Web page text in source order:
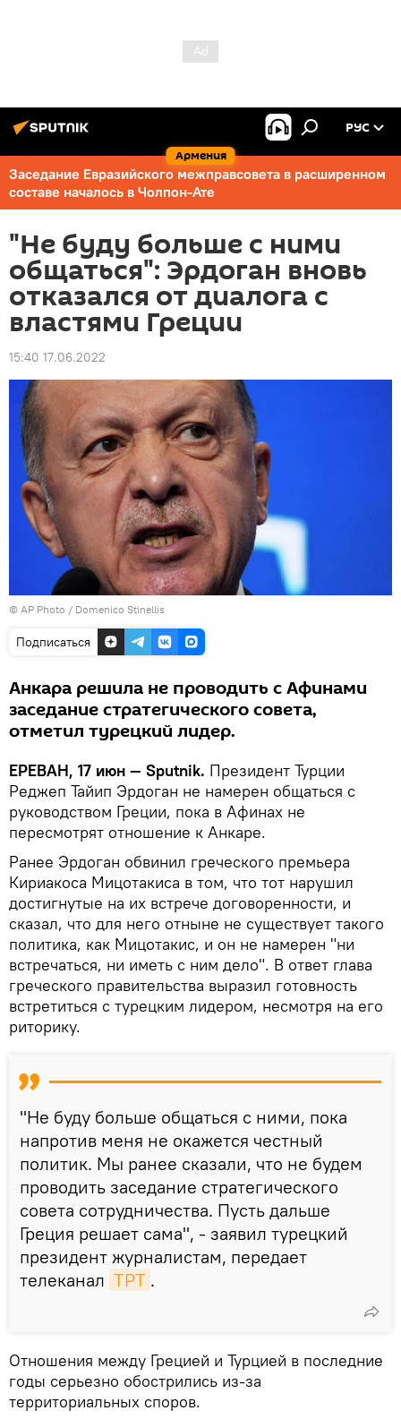
Армения
РУС
Заседание Евразийского межправсовета в расширенном
составе началось в Чолпон-Ате
"Не буду больше с ними
общаться": Эрдоган вновь
отказался от диалога с
властями Греции
15:40 17.06.2022
© AP Photo / Domenico Stinellis
Подписаться
Анкара решила не проводить с Афинами
заседание стратегического совета,
отметил турецкий лидер.
ЕРЕВАН, 17 июн — Sputnik. Президент Турции
Реджеп Тайип Эрдоган не намерен общаться с
руководством Греции, пока в Афинах не
пересмотрят отношение к Анкаре.
Ранее Эрдоган обвинил греческого премьера
Кириакоса Мицотакиса в том, что тот нарушил
достигнутые на их встрече договоренности, и
сказал, что для него отныне не существует такого
политика, как Мицотакис, и он не намерен "ни
встречаться, ни иметь с ним дело". В ответ глава
греческого правительства выразил готовность
встретиться с турецким лидером, несмотря на его
риторику.
"Не буду больше общаться с ними, пока
напротив меня не окажется честный
политик. Мы ранее сказали, что не будем
проводить заседание стратегического
совета сотрудничества. Пусть дальше
Греция решает сама", - заявил турецкий
президент журналистам, передает
телеканал ТРТ .
Отношения между Грецией и Турцией в последние
годы серьезно обострились из-за
территориальных споров.